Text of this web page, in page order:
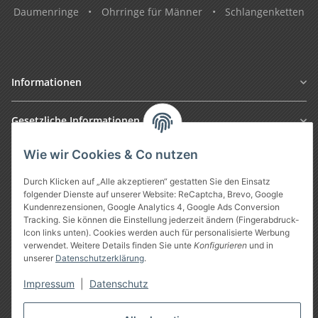
Wie wir Cookies & Co nutzen
Durch Klicken auf „Alle akzeptieren“ gestatten Sie den Einsatz
folgender Dienste auf unserer Website: ReCaptcha, Brevo, Google
Kundenrezensionen, Google Analytics 4, Google Ads Conversion
Tracking. Sie können die Einstellung jederzeit ändern (Fingerabdruck-
Icon links unten). Cookies werden auch für personalisierte Werbung
verwendet. Weitere Details finden Sie unte Konfigurieren und in
unserer Datenschutzerklärung.
Impressum Datenschutz
Daumenringe
• Ohrringe für Männer • Schlangenketten
Informationen
Gesetzliche Informationen
Vertrag widerrufen
* Alle Preise inkl. gesetzlicher USt., zzgl.Versand